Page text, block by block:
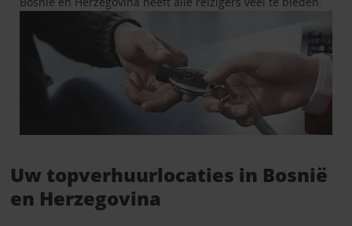
Uw topverhuurlocaties in Bosnië
en Herzegovina